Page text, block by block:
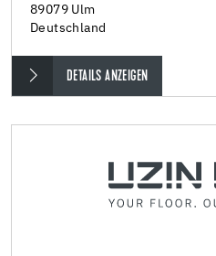
89079 Ulm
Deutschland
DETAILS ANZEIGEN